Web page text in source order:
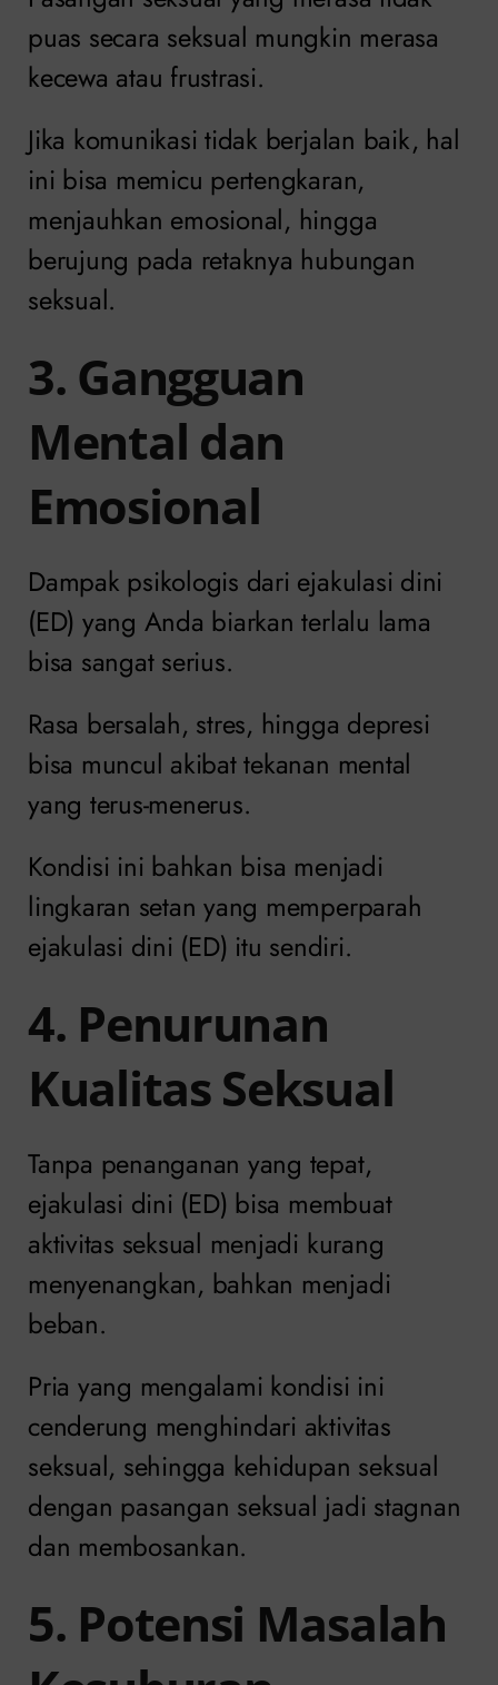
puas secara seksual mungkin merasa
kecewa atau frustrasi.
Jika komunikasi tidak berjalan baik, hal
ini bisa memicu pertengkaran,
menjauhkan emosional, hingga
berujung pada retaknya hubungan
seksual.
3. Gangguan
Mental dan
Emosional
Dampak psikologis dari ejakulasi dini
(ED) yang Anda biarkan terlalu lama
bisa sangat serius.
Rasa bersalah, stres, hingga depresi
bisa muncul akibat tekanan mental
yang terus-menerus.
Kondisi ini bahkan bisa menjadi
lingkaran setan yang memperparah
ejakulasi dini (ED) itu sendiri.
4. Penurunan
Kualitas Seksual
Tanpa penanganan yang tepat,
ejakulasi dini (ED) bisa membuat
aktivitas seksual menjadi kurang
menyenangkan, bahkan menjadi
beban.
Pria yang mengalami kondisi ini
cenderung menghindari aktivitas
seksual, sehingga kehidupan seksual
dengan pasangan seksual jadi stagnan
dan membosankan.
5. Potensi Masalah